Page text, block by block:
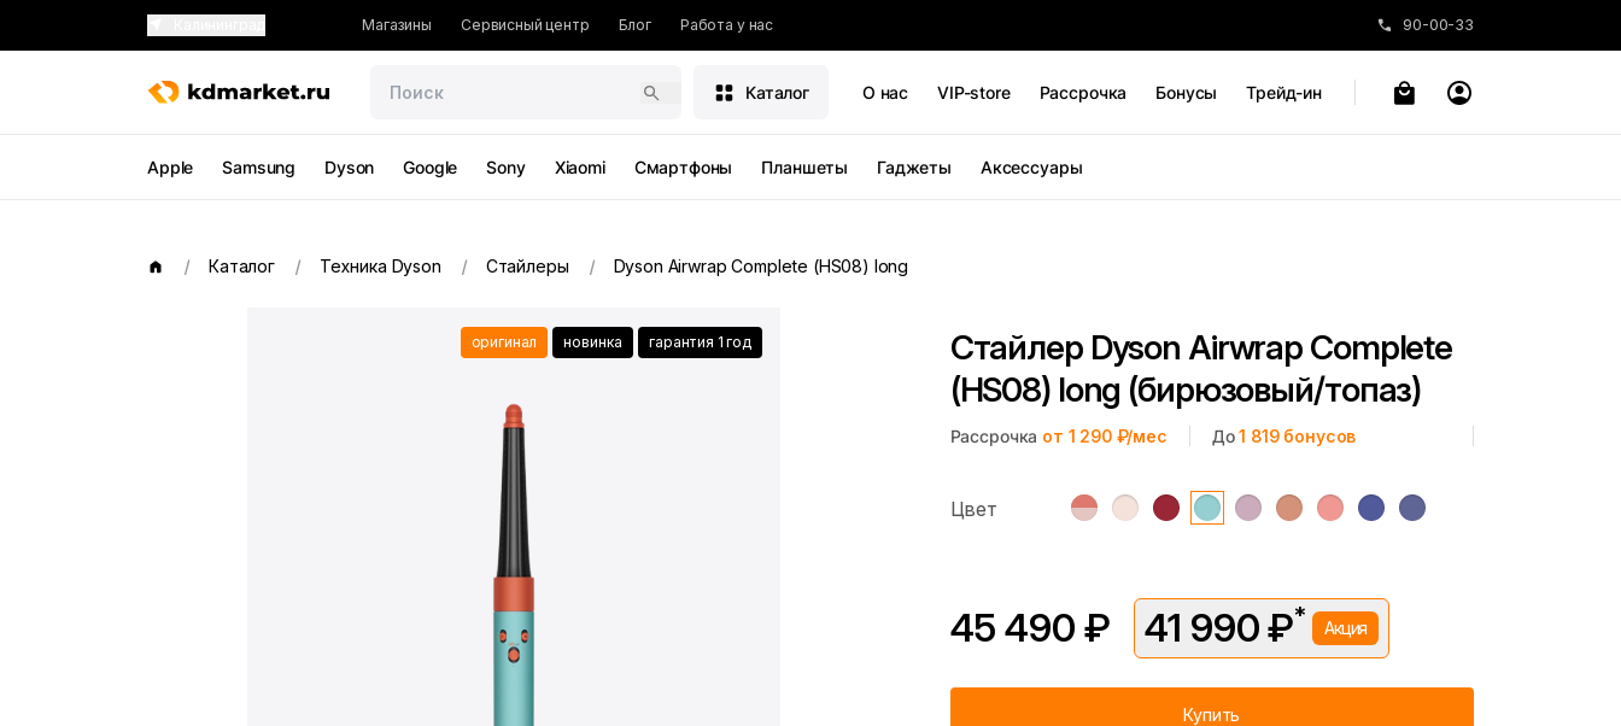
Магазины Сервисный центр Блог Работа у нас 90-00-33
Каталог О нас VIP-store Рассрочка Бонусы Трейд-ин
Apple Samsung Dyson Google Sony Xiaomi Смартфоны Планшеты Гаджеты Аксессуары
Каталог Техника Dyson Стайлеры Dyson Airwrap Complete (HS08) long
оригинал новинка гарантия 1 год
Стайлер Dyson Airwrap Complete
(HS08) long (бирюзовый/топаз)
Рассрочка от 1 290 ₽/мес До1 819бонусов
Цвет
45 490 ₽ 41 990 ₽* Акция
Цена без скидки —45 490 ₽. Подробности уточняйте у консультантов.
Купить